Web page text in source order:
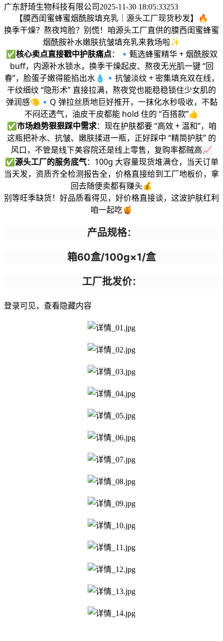
广东舒琦生物科技有限公司 2025-11-30 18:05:33253
【膜西闺蜜蜂蜜烟酰胺填充乳｜源头工厂现货秒发】🔥
换季干燥？熬夜垮脸？别慌！咱源头工厂直供的膜西闺蜜蜂蜜
烟酰胺补水嫩肤抗皱填充乳来救场啦✨
✅核心卖点直接戳中护肤痛点：🔹甄选蜂蜜精华 + 烟酰胺双
buff，内源补水锁水，换季干燥起皮、熬夜无光肌一键 “回
春”，脸蛋子嫩得能掐出水💧🔹抗皱淡纹 + 密集填充双在线，
干纹细纹 “隐形术” 直接拉满，熬夜党也能稳稳锁住少女肌的
弹润感🤏🔹Q 弹拉丝质地巨好推开，一抹化水秒吸收，不黏
不闷还透气，油皮干皮都能 hold 住的 “百搭款”👍
✅市场趋势狠狠踩中需求：现在护肤都要 “高效 + 温和”，咱
这瓶把补水、抗皱、嫩肤揉进一瓶，正好踩中 “精简护肤” 的
风口，不管是线下美容院还是线上零售，复购率都贼高📈
✅源头工厂的服务底气：100g 大容量现货堆满仓，当天订单
当天发，资质齐全检测报告全，价格直接给到工厂地板价，拿
回去随便卖都有赚头💰
别等旺季缺货！好品质看得见，好价格直接谈，这波护肤红利
咱一起吃🍯
产品规格：
箱60盒/100g×1/盒
工厂批发价：
登录可见，查看隐藏内容